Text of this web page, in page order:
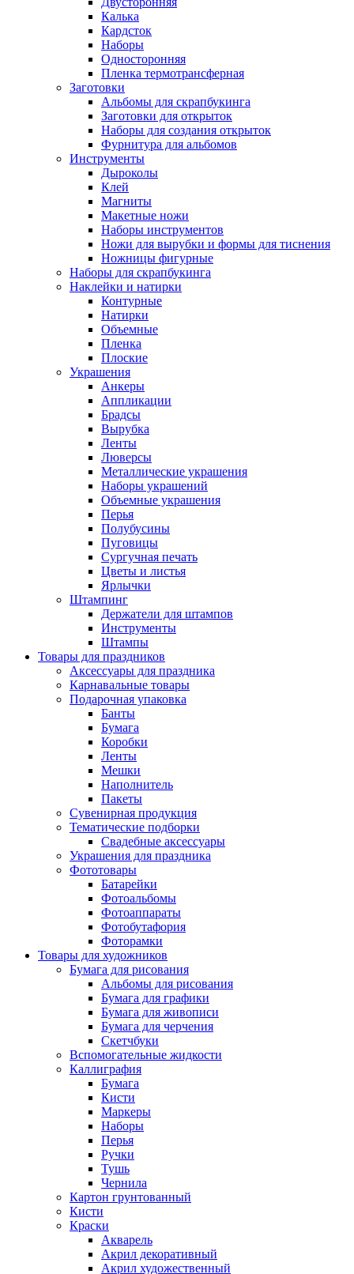
Калька
Кардсток
Наборы
Односторонняя
Пленка термотрансферная
Заготовки
Альбомы для скрапбукинга
Заготовки для открыток
Наборы для создания открыток
Фурнитура для альбомов
Инструменты
Дыроколы
Клей
Магниты
Макетные ножи
Наборы инструментов
Ножи для вырубки и формы для тиснения
Ножницы фигурные
Наборы для скрапбукинга
Наклейки и натирки
Контурные
Натирки
Объемные
Пленка
Плоские
Украшения
Анкеры
Аппликации
Брадсы
Вырубка
Ленты
Люверсы
Металлические украшения
Наборы украшений
Объемные украшения
Перья
Полубусины
Пуговицы
Сургучная печать
Цветы и листья
Ярлычки
Штампинг
Держатели для штампов
Инструменты
Штампы
Товары для праздников
Аксессуары для праздника
Карнавальные товары
Подарочная упаковка
Банты
Бумага
Коробки
Ленты
Мешки
Наполнитель
Пакеты
Сувенирная продукция
Тематические подборки
Свадебные аксессуары
Украшения для праздника
Фототовары
Батарейки
Фотоальбомы
Фотоаппараты
Фотобутафория
Фоторамки
Товары для художников
Бумага для рисования
Альбомы для рисования
Бумага для графики
Бумага для живописи
Бумага для черчения
Скетчбуки
Вспомогательные жидкости
Каллиграфия
Бумага
Кисти
Маркеры
Наборы
Перья
Ручки
Тушь
Чернила
Картон грунтованный
Кисти
Краски
Акварель
Акрил декоративный
Акрил художественный